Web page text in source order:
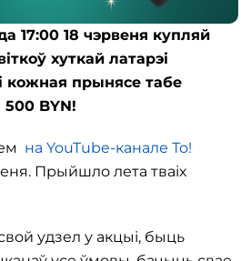
17:00 18 чэрвеня купляй
хуткай латарэі
кожная прынясе табе
BYN!
на YouTube-канале То!
Прыйшло лета тваіх
удзел у акцыі, быць